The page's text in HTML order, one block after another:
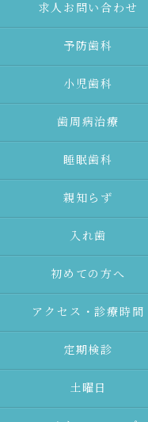
求人お問い合わせ
予防⻭科
⼩児⻭科
⻭周病治療
睡眠歯科
親知らず
⼊れ⻭
初めての⽅へ
アクセス・診療時間
定期検診
土曜日